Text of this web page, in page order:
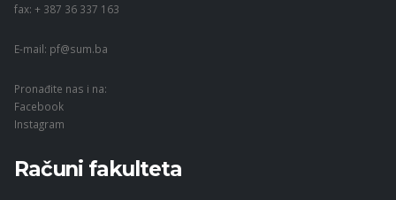
fax: + 387 36 337 163
E-mail: pf@sum.ba
Pronađite nas i na:
Facebook
Instagram
Računi fakulteta